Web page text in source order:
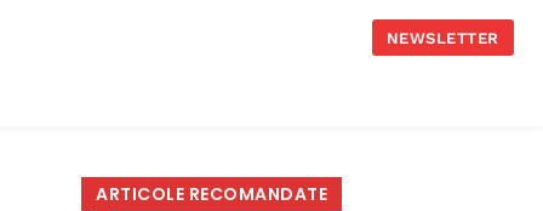
NEWSLETTER
ARTICOLE RECOMANDATE